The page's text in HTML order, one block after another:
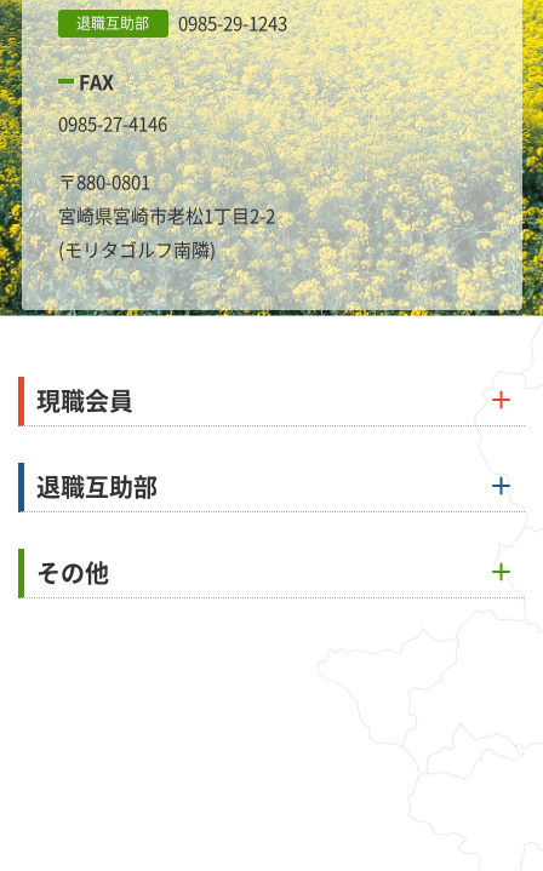
退職互助部 0985-29-1243
FAX
0985-27-4146
〒880-0801
宮崎県宮崎市老松1丁目2-2
(モリタゴルフ南隣)
現職会員
退職互助部
その他